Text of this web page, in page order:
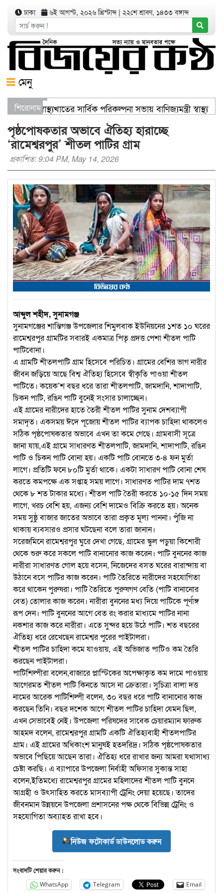
ঢাকা ৬ই আগস্ট, ২০২৬ খ্রিস্টাব্দ| ২২শে শ্রাবণ, ১৪৩৩ বঙ্গাব্দ
মেনু
শিরোনাম
সিলেটে স্বাস্থ্যখাতের সার্বিক পরিকল্পনা সভায় বাণিজ্যমন্ত্রী
সিসিকের পাঁচ ওয়ার্ডে এক হাজার গাছের চারা বিতরণ যার
পৃষ্ঠপোষকতার অভাবে ঐতিহ্য হারাচ্ছে
‘রামেশ্বরপুর’ শীতল পাটির গ্রাম
প্রকাশিত: 9:04 PM, May 14, 2026
আব্দুল শহীদ, সুনামগঞ্জ
সুনামগঞ্জের শান্তিগঞ্জ উপজেলার শিমুলবাক ইউনিয়নের ১শত ১০ ঘরের
রামেশ্বরপুর গ্রামটির সবারই একমাত্র পিতৃ প্রদত্ত পেশা শীতল পাটি
পাটিবোনা।
এ গ্রামটি শীতলপাটি গ্রাম হিসেবে পরিচিত। গ্রামের বেশির ভাগ নারীর
জীবন জড়িয়ে আছে বিশ্ব ঐতিহ্য হিসেবে স্বীকৃতি পাওয়া শীতল
পাটিতে। কয়েক’শ বছর ধরে তারা শীতলপাটি, জামদানি, শাদাপাটি,
চিকন পাটি, রঙিন পাটি বুনেই সংসার চালাচ্ছেন।
এই গ্রামের নারীদের হাতে তৈরী শীতল পাটির সুনাম দেশব্যাপী
সমাদৃত। একসময় ঈদে পূজোয় শীতল পাটির ব্যাপক চাহিদা থাকলেও
সঠিক পৃষ্ঠপোষকতার অভাবে এখন তা কমে গেছে। গ্রামবাসী সূত্রে
জানা যায়,এই গ্রামে সাধারণত শীতলপাটি, জামদানি, শাদাপাটি, রঙিন
পাটি ও চিকন পাটি বোনা হয়। একটি পাটি বোনতে ৩-৪ ফন মুর্তা
লাগে। প্রতিটি ফনে ৮০টি মুর্তা থাকে। একটা সাধারণ পাটি বোনা শেষ
করতে কমপক্ষে এক সপ্তাহ সময় লাগে। সাধারণত পাটির দাম ৭শত
থেকে ৮ শত টাকার মধ্যে। শীতল পাটি তৈরী করতে ১০-১৫ দিন সময়
লাগে, খরচ বেশি হয়, এজন্য বেশি দামেও বিক্রি করতে হয়। অনেক
সময় সুষ্ঠু বাজার জাতের অভাবে তারা প্রকৃত মূল্য পাননা। পুঁজি না
থাকায় ব্যবসারও প্রসার ঘটছেনা বলে তারা জানান।
সরেজমিনে রামেশ্বরপুর ঘুরে দেখা গেছে, গ্রামের স্কুল পড়ুয়া কিশোরী
থেকে শুরু করে সকলে পাটি বানানোর কাজ করেন। পাটি বুননের কাজ
নারীরা সাধারণত গোল হয়ে বসেন, নিজেদের বসত ঘরের বারান্দায় বা
উঠানে বসে পাটির কাজ করেন। পাটি তৈরিতে নারীদের সহযোগিতা
করে থাকেন পুরুষরা। পাটি তৈরিতে পুরুষগণ বেতি (পাটি বানানোর
বেত) তোলার কাজ করেন। নারীরা বুননের মধ্য দিয়ে পাটিকে পূর্ণাঙ্গ
রূপ দেন। পাটি বুননের আগে বেত রং করার মাধ্যমে পাটির নানা
নকশার কাজ করে নারীরা। এতে সুন্দর হয়ে উঠে পাটি। শত বছরের
ঐতিহ্য ধরে রেখেছেন রামেশ্বর পুরের পাইটালরা।
শীতল পাটির চাহিদা কমে যাওয়ায়, এই অভিজাত পাটিও কম তৈরি
করছেন পাইটালরা।
পাটিশিল্পীরা বলেন,বাজারে প্লাস্টিকের অপেক্ষাকৃত কম দামে পাওয়ায়
আগেরমত শীতল পাটি কিনতে আসে না ক্রেতারা। সুচিত্রা বালা দত্ত
নামের আরেক পাটিশিল্পী বলেন, ৩০ বছর ধরে পাটি বানানোর কাজ
করছেন তিনি। বছর দশেক আগে শীতল পাটির চাহিদা যেমন ছিল,
এখন সেভাবেই নেই। উপজেলা পরিষদের সাবেক চেয়ারম্যান ফারুক
আহমদ বলেন, রামেশ্বরপুর গ্রামটি একটি ঐতিহ্যবাহী শীতলপাটির
গ্রাম। এই গ্রামের অধিকাংশ মানুষই হতদরিদ্র। সঠিক পৃষ্ঠপোষকতার
অভাবে পিছিয়ে আছেন তারা। ঐতিহ্য ধরে রাখার জন্য আমরা যথাসাধ্য
চেষ্টা করছি। এ ব্যাপারে উপজেলা নির্বাহী অফিসার সুকান্ত সাহা
বলেন,ইতিমধ্যে রামেশ্বরপুর গ্রামের মহিলাদের শীতল পাটি বুননে
আগ্রহী ও উৎসাহিত করতে মাসব্যাপী ট্রেনিং দেয়া হয়েছে। তাদের
জীবনমান উন্নয়নে উপজেলা প্রশাসনের পক্ষ থেকে বিভিন্ন ট্রেনিং ও
সহযোগিতা অব্যাহত রাখা হবে।
নিউজ ফটোকার্ড ডাউনলোড করুন
সংবাদটি শেয়ার করুন :
WhatsApp Telegram Email